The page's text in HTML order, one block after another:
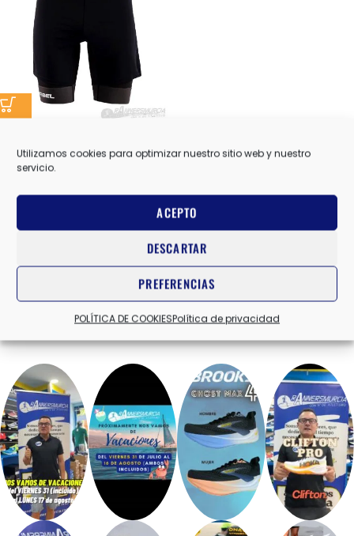
Utilizamos cookies para optimizar nuestro sitio web y nuestro
servicio.
ACEPTO
DESCARTAR
PREFERENCIAS
POLÍTICA DE COOKIESPolítica de privacidad
HOMBRE